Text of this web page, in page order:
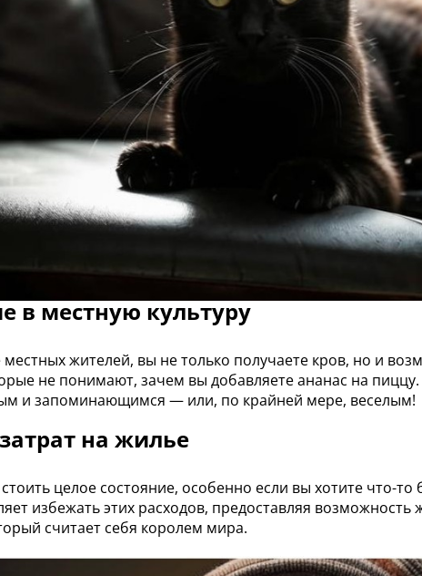
в местную культуру
местных жителей, вы не только получаете кров, но и
не понимают, зачем вы добавляете ананас на
и запоминающимся — или, по крайней мере, веселым!
на жилье
целое состояние, особенно если вы хотите что-
избежать этих расходов, предоставляя
считает себя королем мира.